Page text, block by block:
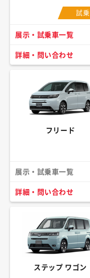
試乗
展示・試乗車一覧
詳細・問い合わせ
フリード
展示・試乗車一覧
詳細・問い合わせ
ステップ ワゴン